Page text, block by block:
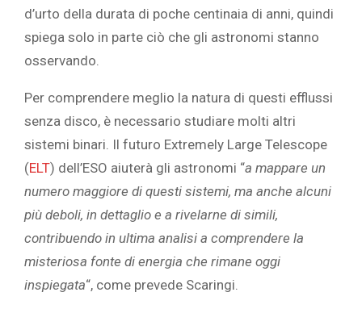
d’urto della durata di poche centinaia di anni, quindi
spiega solo in parte ciò che gli astronomi stanno
osservando.
Per comprendere meglio la natura di questi efflussi
senza disco, è necessario studiare molti altri
sistemi binari. Il futuro Extremely Large Telescope
(ELT) dell’ESO aiuterà gli astronomi “a mappare un
numero maggiore di questi sistemi, ma anche alcuni
più deboli, in dettaglio e a rivelarne di simili,
contribuendo in ultima analisi a comprendere la
misteriosa fonte di energia che rimane oggi
inspiegata“, come prevede Scaringi.